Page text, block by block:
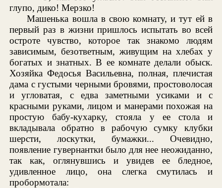
глупо, дико! Мерзко!
Машенька вошла в свою комнату, и тут ей в
первый раз в жизни пришлось испытать во всей
остроте чувство, которое так знакомо людям
зависимым, безответным, живущим на хлебах у
богатых и знатных. В ее комнате делали обыск.
Хозяйка Федосья Васильевна, полная, плечистая
дама с густыми черными бровями, простоволосая
и угловатая, с едва заметными усиками и с
красными руками, лицом и манерами похожая на
простую бабу-кухарку, стояла у ее стола и
вкладывала обратно в рабочую сумку клубки
шерсти, лоскутки, бумажки... Очевидно,
появление гувернантки было для нее неожиданно,
так как, оглянувшись и увидев ее бледное,
удивленное лицо, она слегка смутилась и
пробормотала: